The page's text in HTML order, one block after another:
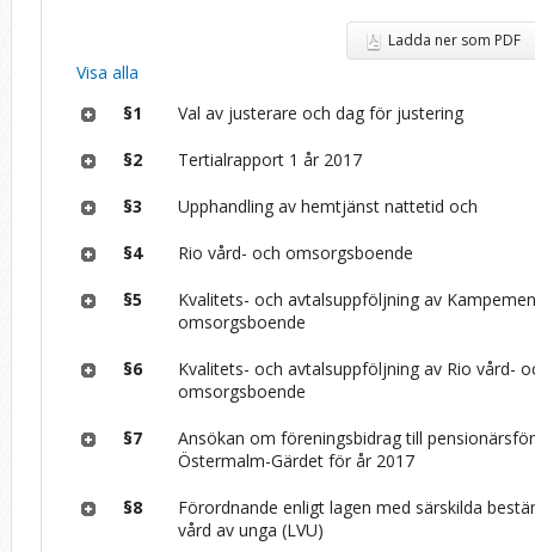
Ladda ner som PDF
Visa alla
§1
Val av justerare och dag för justering
§2 Tertialrapport 1 år 2017
§3 Upphandling av hemtjänst nattetid och
§4 Rio vård- och omsorgsboende
§5
Kvalitets- och avtalsuppföljning av
omsorgsboende
§6
Kvalitets- och avtalsuppföljning av Rio vård-
omsorgsboende
§7
Ansökan om föreningsbidrag till
Östermalm-Gärdet för år 2017
§8
Förordnande enligt lagen med särskilda
vård av unga (LVU)